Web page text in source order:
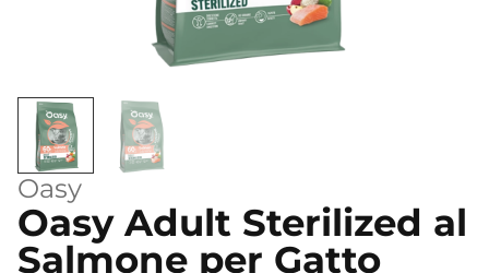
Oasy
Oasy Adult Sterilized al
Salmone per Gatto